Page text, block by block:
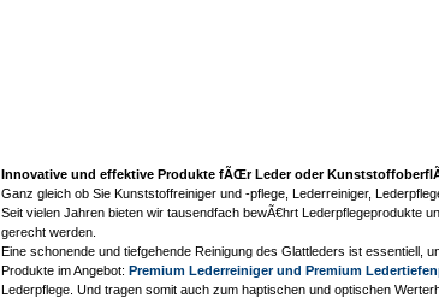
Innovative und effektive Produkte fÃŒr Leder oder
Ganz gleich ob Sie Kunststoffreiniger und -pflege, Lederreiniger,
Seit vielen Jahren bieten wir tausendfach bewÃ€hrt Lederpflegeprodukte
gerecht werden.
Eine schonende und tiefgehende Reinigung des Glattleders ist essentiell,
Produkte im Angebot: Premium Lederreiniger und Premium
Lederpflege. Und tragen somit auch zum haptischen und optischen